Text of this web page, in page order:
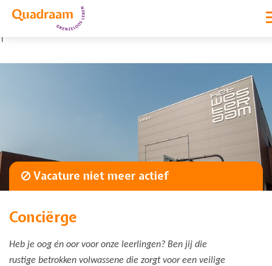
|
Vacature niet meer actief
Conciërge
Heb je oog én oor voor onze leerlingen? Ben jij die
rustige betrokken volwassene die zorgt voor een veilige